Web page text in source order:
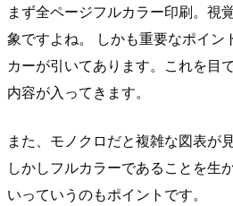
まず全ページフルカラー印刷。視
象ですよね。 しかも重要なポイン
カーが引いてあります。これを目
内容が入ってきます。
また、モノクロだと複雑な図表が
しかしフルカラーであることを生
いっていうのもポイントです。